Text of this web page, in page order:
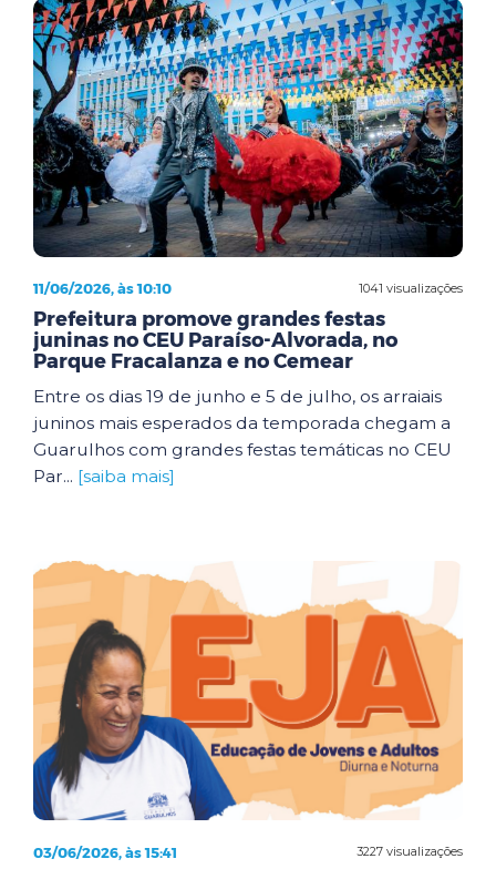
1041 visualizações
11/06/2026, às 10:10
Prefeitura promove grandes festas
juninas no CEU Paraíso-Alvorada, no
Parque Fracalanza e no Cemear
Entre os dias 19 de junho e 5 de julho, os arraiais
juninos mais esperados da temporada chegam a
Guarulhos com grandes festas temáticas no CEU
Par... [saiba mais]
3227 visualizações
03/06/2026, às 15:41